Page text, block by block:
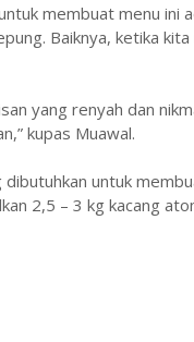
membuat menu ini
Baiknya, ketika
yang renyah dan
kupas Muawal.
untuk
2,5 – 3 kg kacang